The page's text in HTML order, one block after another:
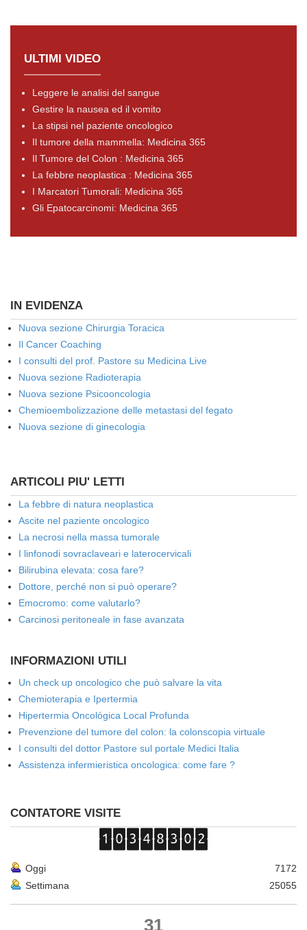
ULTIMI VIDEO
Leggere le analisi del sangue
Gestire la nausea ed il vomito
La stipsi nel paziente oncologico
Il tumore della mammella: Medicina 365
Il Tumore del Colon : Medicina 365
La febbre neoplastica : Medicina 365
I Marcatori Tumorali: Medicina 365
Gli Epatocarcinomi: Medicina 365
IN EVIDENZA
Nuova sezione Chirurgia Toracica
Il Cancer Coaching
I consulti del prof. Pastore su Medicina Live
Nuova sezione Radioterapia
Nuova sezione Psicooncologia
Chemioembolizzazione delle metastasi del fegato
Nuova sezione di ginecologia
ARTICOLI PIU' LETTI
La febbre di natura neoplastica
Ascite nel paziente oncologico
La necrosi nella massa tumorale
I linfonodi sovraclaveari e laterocervicali
Bilirubina elevata: cosa fare?
Dottore, perché non si può operare?
Emocromo: come valutarlo?
Carcinosi peritoneale in fase avanzata
INFORMAZIONI UTILI
Un check up oncologico che può salvare la vita
Chemioterapia e Ipertermia
Hipertermia Oncológica Local Profunda
Prevenzione del tumore del colon: la colonscopia virtuale
I consulti del dottor Pastore sul portale Medici Italia
Assistenza infermieristica oncologica: come fare ?
CONTATORE VISITE
Oggi
7172
Settimana
25055
31